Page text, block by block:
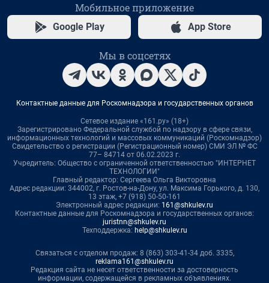
Мобильное приложение
Google Play App Store
Мы в соцсетях
Контактные данные для Роскомнадзора и государственных органов
Сетевое издание «161.ру» (18+)
Зарегистрировано Федеральной службой по надзору в сфере связи,
информационных технологий и массовых коммуникаций (Роскомнадзор)
Свидетельство о регистрации (Регистрационный номер) СМИ ЭЛ № ФС
77– 84714 от 06.02.2023 г.
Учредитель: Общество с ограниченной ответственностью "ИНТЕРНЕТ
ТЕХНОЛОГИИ"
Главный редактор: Сергеева Ольга Викторовна
Адрес редакции: 344002, г. Ростов-на-Дону, ул. Максима Горького, д. 130,
13 этаж, +7 (918) 50-50-161
Электронный адрес редакции: 161@shkulev.ru
Контактные данные для Роскомнадзора и государственных органов:
juristnn@shkulev.ru
Техподдержка: help@shkulev.ru
Связаться с отделом продаж: 8 (863) 303-41-34 доб. 3335,
reklama161@shkulev.ru
Редакция сайта не несет ответственности за достоверность
информации, содержащейся в рекламных объявлениях.